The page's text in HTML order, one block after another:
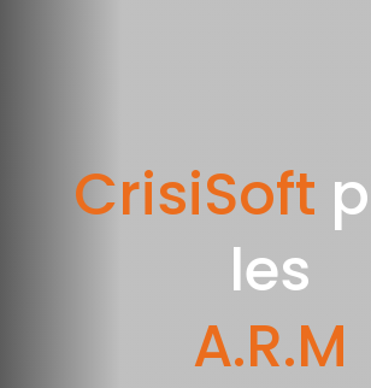
CrisiSoft
les
A.R.M